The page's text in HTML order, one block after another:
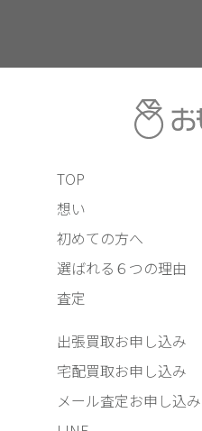
TOP
想い
初めての方へ
選ばれる６つの理由
査定
出張買取お申し込み
宅配買取お申し込み
メール査定お申し込み